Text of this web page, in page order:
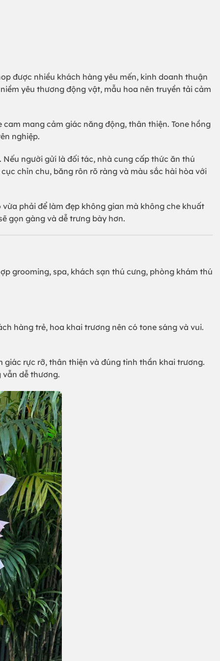
được nhiều khách hàng yêu mến, kinh doanh thuận
yêu thương động vật, mẫu hoa nên truyền tải cảm
mang cảm giác năng động, thân thiện. Tone hồng
nghiệp.
người gửi là đối tác, nhà cung cấp thức ăn thú
chỉn chu, băng rôn rõ ràng và màu sắc hài hòa với
phải để làm đẹp không gian mà không che khuất
gọn gàng và dễ trưng bày hơn.
grooming, spa, khách sạn thú cưng, phòng khám thú
hàng trẻ, hoa khai trương nên có tone sáng và vui.
rực rỡ, thân thiện và đúng tinh thần khai trương.
dễ thương.